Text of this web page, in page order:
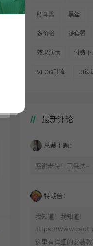
卿斗酱 黑丝
多价格 多套餐
效果演示 付费下
VLOG引流 UI设
最新评论
总裁主题：
感谢老特！已采纳~
特朗普：
我知道！我知道！
https://
这里有详细的安装教